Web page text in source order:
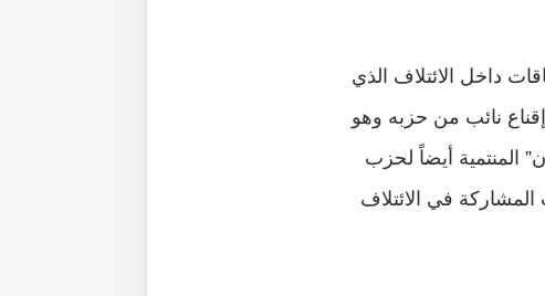
داخل الائتلاف الذي
بينيت قد فشل عند تشكيل الائتلاف في يونيو 2021، في إقناع نائب من حزبه وهو
المنتمية أيضاً لحزب
المشاركة في الائتلاف